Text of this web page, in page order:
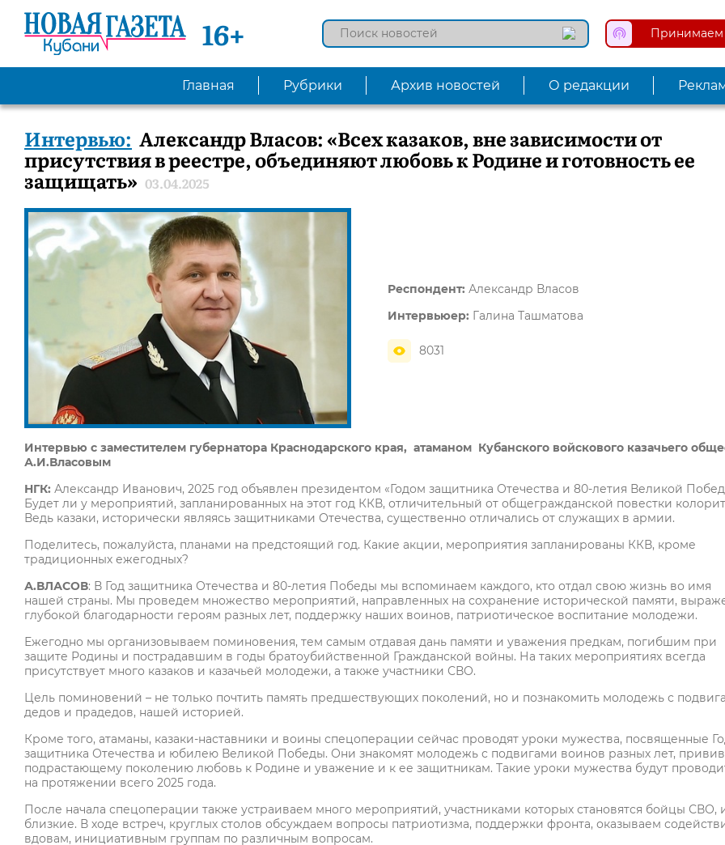
16+ Принимаем
Главная Рубрики Архив новостей О редакции
Интервью: Александр Власов: «Всех казаков, вне зависимости от
присутствия в реестре, объединяют любовь к Родине и готовность ее
защищать» 03.04.2025
Респондент: Александр Власов
Интервьюер: Галина Ташматова
8031
Интервью с заместителем губернатора Краснодарского края, атаманом Кубанского войскового казачьего
А.И.Власовым
НГК: Александр Иванович, 2025 год объявлен президентом «Годом защитника Отечества и 80-летия Великой
Будет ли у мероприятий, запланированных на этот год ККВ, отличительный от общегражданской повестки
Ведь казаки, исторически являясь защитниками Отечества, существенно отличались от служащих в армии.
Поделитесь, пожалуйста, планами на предстоящий год. Какие акции, мероприятия запланированы ККВ, кроме
традиционных ежегодных?
А.ВЛАСОВ: В Год защитника Отечества и 80-летия Победы мы вспоминаем каждого, кто отдал свою жизнь во имя
нашей страны. Мы проведем множество мероприятий, направленных на сохранение исторической памяти,
глубокой благодарности героям разных лет, поддержку наших воинов, патриотическое воспитание молодежи.
Ежегодно мы организовываем поминовения, тем самым отдавая дань памяти и уважения предкам, погибшим при
защите Родины и пострадавшим в годы братоубийственной Гражданской войны. На таких мероприятиях всегда
присутствует много казаков и казачьей молодежи, а также участники СВО.
Цель поминовений – не только почтить память предшествующих поколений, но и познакомить молодежь с
дедов и прадедов, нашей историей.
Кроме того, атаманы, казаки-наставники и воины спецоперации сейчас проводят уроки мужества, посвященные
защитника Отечества и юбилею Великой Победы. Они знакомят молодежь с подвигами воинов разных лет,
подрастающему поколению любовь к Родине и уважение и к ее защитникам. Такие уроки мужества будут
на протяжении всего 2025 года.
После начала спецоперации также устраиваем много мероприятий, участниками которых становятся бойцы СВО,
близкие. В ходе встреч, круглых столов обсуждаем вопросы патриотизма, поддержки фронта, оказываем
вдовам, инициативным группам по различным вопросам.